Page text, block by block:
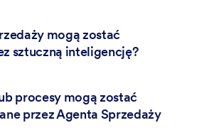
mogą zostać
sztuczną inteligencję?
procesy mogą zostać
przez Agenta Sprzedaży